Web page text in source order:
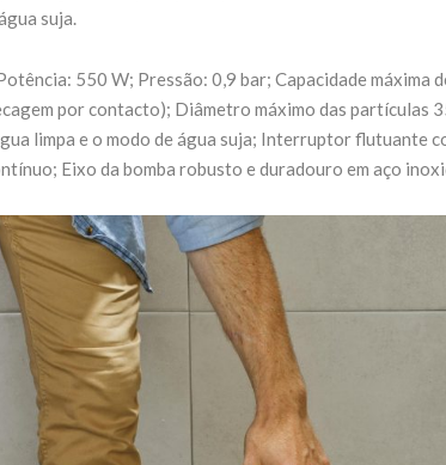
suja.
550 W; Pressão: 0,9 bar; Capacidade máxima
por contacto); Diâmetro máximo das partículas
limpa e o modo de água suja; Interruptor flutuante
Eixo da bomba robusto e duradouro em aço